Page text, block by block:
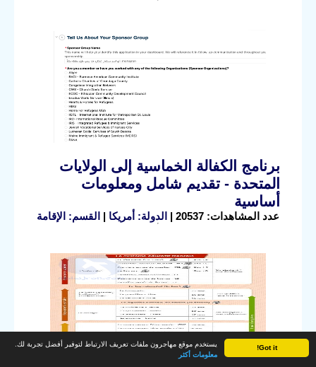
Got it!
يستخدم موقع مهاجرون ملفات تعريف الارتباط لتوفير أفضل تجربة لك.
معلومات أكثر
برنامج الكفالة الخماسية إلى الولايات
المتحدة - تقديم شامل ومعلومات
أساسية
عدد المشاهدات: 20537 | الدولة: أمريكا | القسم: الإقامة